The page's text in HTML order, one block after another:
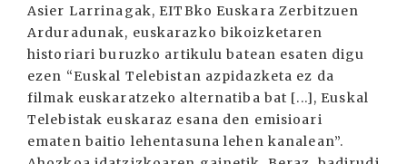
Asier Larrinagak, EITBko Euskara Zerbitzuen
Arduradunak, euskarazko bikoizketaren
historiari buruzko artikulu batean esaten digu
ezen “Euskal Telebistan azpidazketa ez da
filmak euskaratzeko alternatiba bat [...], Euskal
Telebistak euskaraz esana den emisioari
ematen baitio lehentasuna lehen kanalean”.